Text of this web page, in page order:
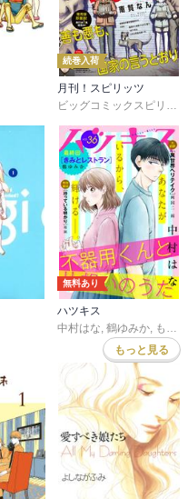
続巻入荷
月刊！スピリッツ
ビッグコミックスピリッツ編集部
無料あり
ハツキス
中村はな 鶴ゆみか もり可南子
もっと見る